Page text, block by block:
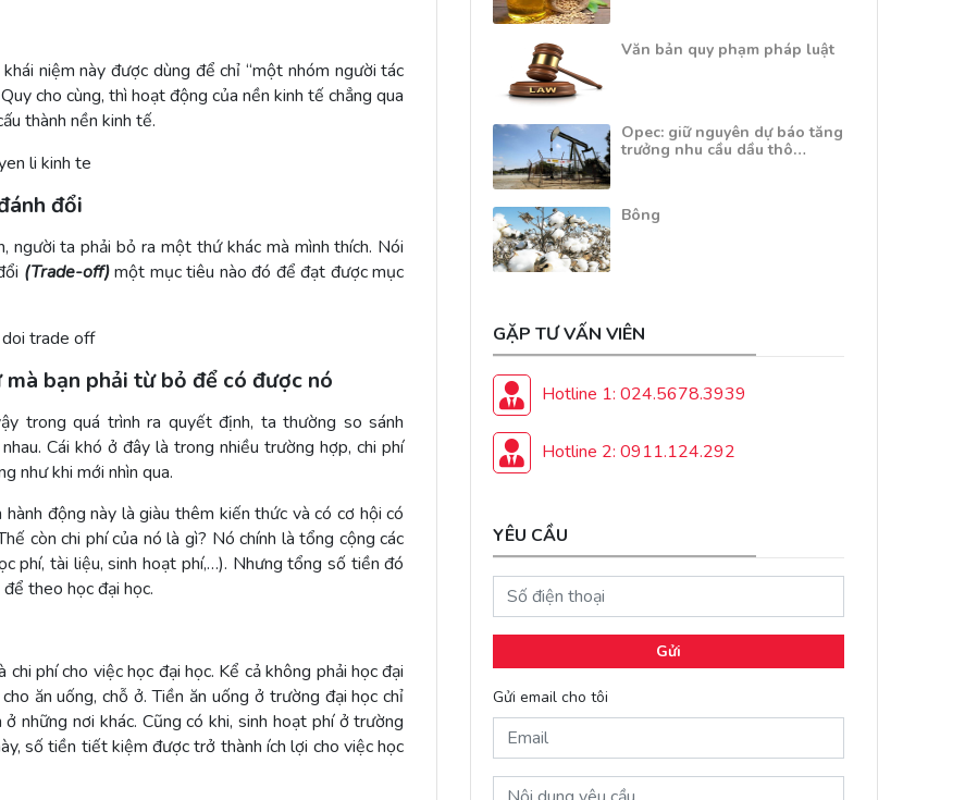
niệm này được dùng để chỉ “một nhóm người tác
cho cùng, thì hoạt động của nền kinh tế chẳng qua
thành nền kinh tế.
đổi
ta phải bỏ ra một thứ khác mà mình thích. Nói
(Trade-off)một mục tiêu nào đó để đạt được mục
bạn phải từ bỏ để có được nó
trong quá trình ra quyết định, ta thường so sánh
Cái khó ở đây là trong nhiều trường hợp, chi phí
như khi mới nhìn qua.
động này là giàu thêm kiến thức và có cơ hội có
còn chi phí của nó là gì? Nó chính là tổng cộng các
phí, tài liệu, sinh hoạt phí,…). Nhưng tổng số tiền đó
theo học đại học.
phí cho việc học đại học. Kể cả không phải học đại
ăn uống, chỗ ở. Tiền ăn uống ở trường đại học chỉ
những nơi khác. Cũng có khi, sinh hoạt phí ở trường
số tiền tiết kiệm được trở thành ích lợi cho việc học
Văn bản quy phạm pháp luật
Opec: giữ nguyên dự báo tăng
trưởng nhu cầu dầu thô…
Bông
GẶP TƯ VẤN VIÊN
Hotline 1: 024.5678.3939
Hotline 2: 0911.124.292
YÊU CẦU
Gửi
Gửi email cho tôi